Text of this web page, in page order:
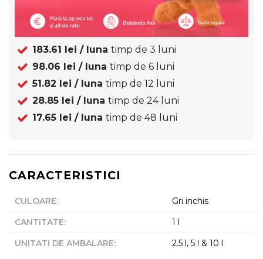
183.61 lei / luna timp de 3 luni
98.06 lei / luna timp de 6 luni
51.82 lei / luna timp de 12
luni
28.85 lei / luna timp de 24luni
17.65 lei / luna timp de 48 luni
CARACTERISTICI
CULOARE:
Gri inchis
CANTITATE:
1 l
UNITATI DE AMBALARE: 2.5 l, 5 l & 10 l